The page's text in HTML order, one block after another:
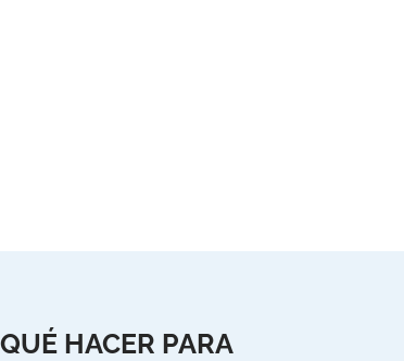
QUÉ HACER PARA